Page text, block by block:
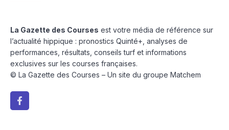
La Gazette des Courses est votre média de référence sur
l’actualité hippique : pronostics Quinté+, analyses de
performances, résultats, conseils turf et informations
exclusives sur les courses françaises.
© La Gazette des Courses – Un site du groupe Matchem